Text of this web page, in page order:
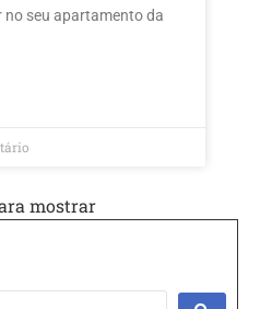
no seu apartamento da
mostrar